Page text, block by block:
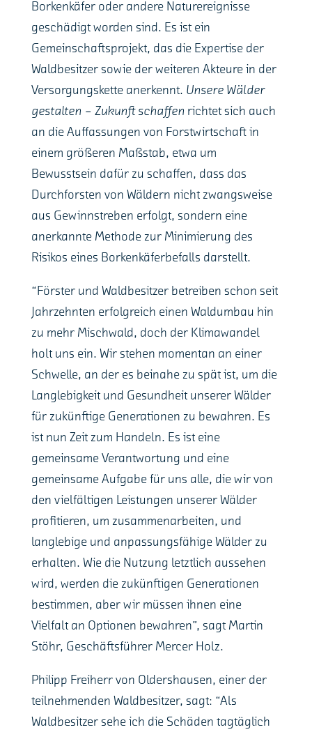
Borkenkäfer oder andere Naturereignisse
geschädigt worden sind. Es ist ein
Gemeinschaftsprojekt, das die Expertise der
Waldbesitzer sowie der weiteren Akteure in der
Versorgungskette anerkennt. Unsere Wälder
gestalten – Zukunft schaffen richtet sich auch
an die Auffassungen von Forstwirtschaft in
einem größeren Maßstab, etwa um
Bewusstsein dafür zu schaffen, dass das
Durchforsten von Wäldern nicht zwangsweise
aus Gewinnstreben erfolgt, sondern eine
anerkannte Methode zur Minimierung des
Risikos eines Borkenkäferbefalls darstellt.
“Förster und Waldbesitzer betreiben schon seit
Jahrzehnten erfolgreich einen Waldumbau hin
zu mehr Mischwald, doch der Klimawandel
holt uns ein. Wir stehen momentan an einer
Schwelle, an der es beinahe zu spät ist, um die
Langlebigkeit und Gesundheit unserer Wälder
für zukünftige Generationen zu bewahren. Es
ist nun Zeit zum Handeln. Es ist eine
gemeinsame Verantwortung und eine
gemeinsame Aufgabe für uns alle, die wir von
den vielfältigen Leistungen unserer Wälder
profitieren, um zusammenarbeiten, und
langlebige und anpassungsfähige Wälder zu
erhalten. Wie die Nutzung letztlich aussehen
wird, werden die zukünftigen Generationen
bestimmen, aber wir müssen ihnen eine
Vielfalt an Optionen bewahren”, sagt Martin
Stöhr, Geschäftsführer Mercer Holz.
Philipp Freiherr von Oldershausen, einer der
teilnehmenden Waldbesitzer, sagt: “Als
Waldbesitzer sehe ich die Schäden tagtäglich